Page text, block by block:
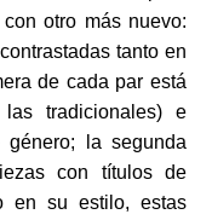
otro más nuevo:
tanto en
de cada par está
tradicionales) e
la segunda
con títulos de
en su estilo, estas